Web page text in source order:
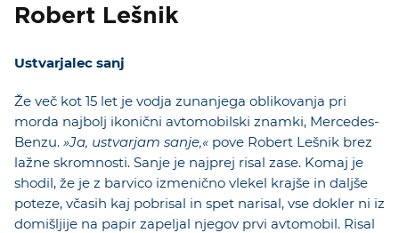
Robert Lešnik
Ustvarjalec sanj
Že več kot 15 let je vodja zunanjega oblikovanja pri
morda najbolj ikonični avtomobilski znamki, Mercedes-
Benzu. »Ja, ustvarjam sanje,« pove Robert Lešnik brez
lažne skromnosti. Sanje je najprej risal zase. Komaj je
shodil, že je z barvico izmenično vlekel krajše in daljše
poteze, včasih kaj pobrisal in spet narisal, vse dokler ni iz
domišljije na papir zapeljal njegov prvi avtomobil. Risal